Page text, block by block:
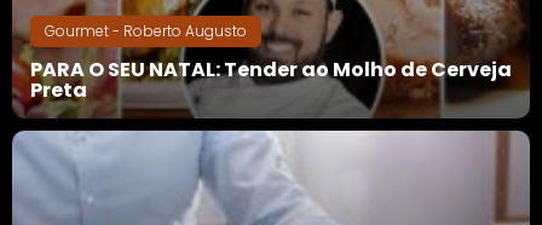
Gourmet - Roberto Augusto
PARA O SEU NATAL: Tender ao Molho de Cerveja
Preta